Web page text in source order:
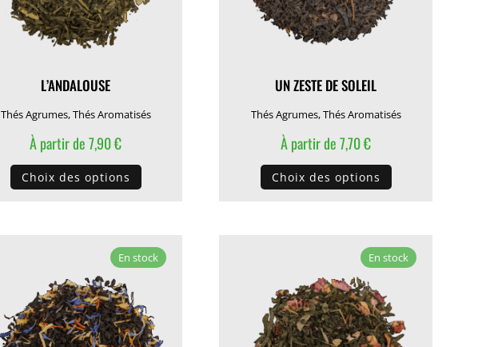
L’ANDALOUSE
Thés Agrumes,Thés Aromatisés
À partir de7,90€
Choix des options
Ce
produit
variations.
Les
peuvent
être
UN ZESTE DE SOLEIL
Thés Agrumes,Thés Aromatisés
À partir de7,70€
Choix des options
Ce
produit
variations.
Les
peuvent
être
En stock En stock